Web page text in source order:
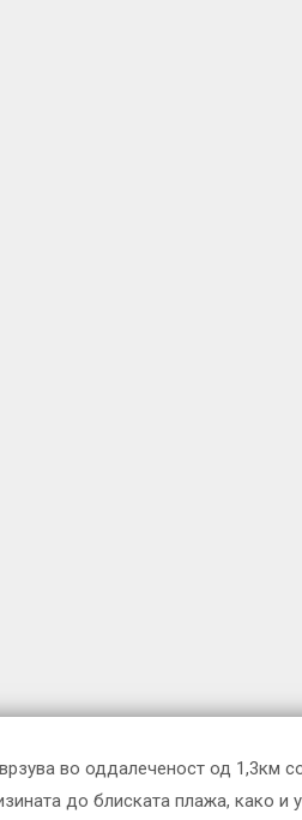
во оддалеченост од 1,3км
до блиската плажа, како и